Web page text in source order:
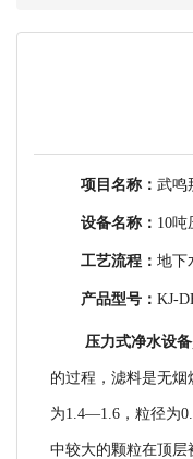
项目名称： 武鸣
设备名称： 10吨
工艺流程： 地下
产品型号 ： KJ-
压力式净水设备
的过程，滤料是无
为1.4—1.6，粒径为
中较大的颗粒在顶层